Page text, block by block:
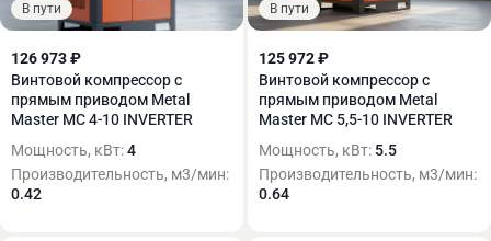
В пути
126 973 ₽
Винтовой компрессор с
прямым приводом Metal
Master MC 4-10 INVERTER
Мощность, кВт:4
Производительность, м3/мин:
0.42
В пути
125 972 ₽
Винтовой компрессор с
прямым приводом Metal
Master MC 5,5-10 INVERTER
Мощность, кВт: 5.5
Производительность, м3/мин:
0.64